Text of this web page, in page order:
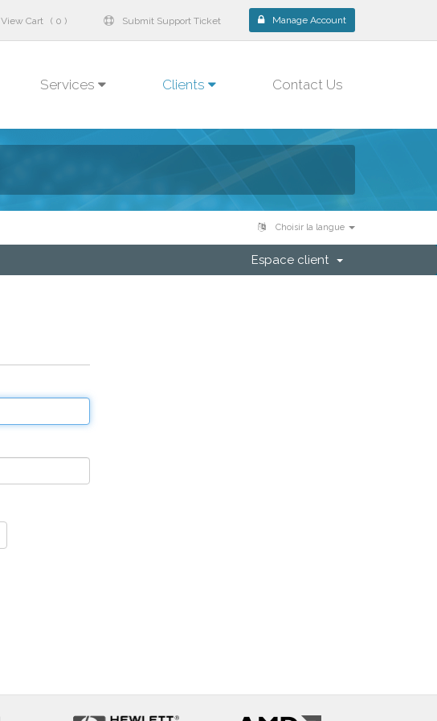
View Cart ( 0 ) Submit Support Ticket Manage Account
Services Clients Contact Us
Choisir la langue
Espace client